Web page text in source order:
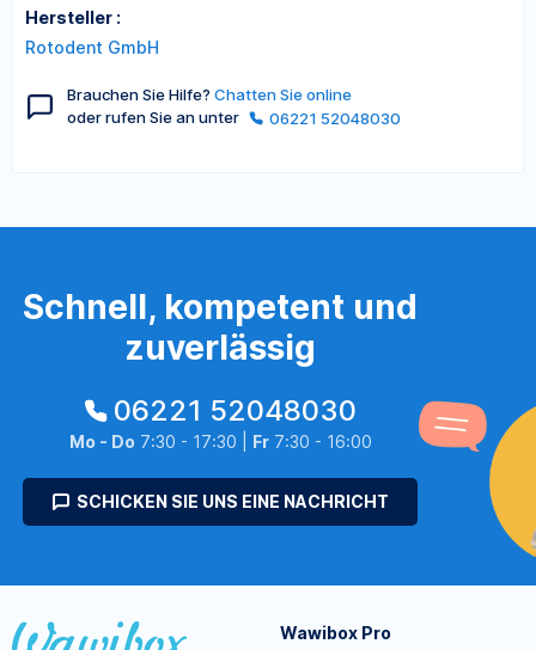
Hersteller :
Rotodent GmbH
Brauchen Sie Hilfe? Chatten Sie online
oder rufen Sie an unter
06221 52048030
Schnell, kompetent und
zuverlässig
06221 52048030
Mo - Do 7:30 - 17:30 | Fr7:30 - 16:00
SCHICKEN SIE UNS EINE NACHRICHT
Wawibox Pro